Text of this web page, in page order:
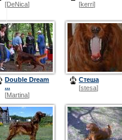
[DeNica]
[kerri]
Double Dream
...
[Martina]
Стеша
[stesa]